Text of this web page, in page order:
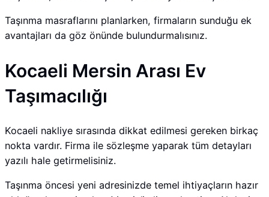
Taşınma masraflarını planlarken, firmaların sunduğu ek
avantajları da göz önünde bulundurmalısınız.
Kocaeli Mersin Arası Ev
Taşımacılığı
Kocaeli nakliye sırasında dikkat edilmesi gereken birkaç
nokta vardır. Firma ile sözleşme yaparak tüm detayları
yazılı hale getirmelisiniz.
Taşınma öncesi yeni adresinizde temel ihtiyaçların hazır